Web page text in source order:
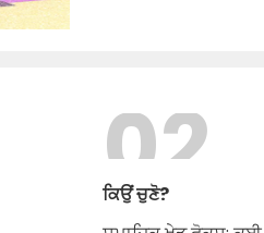
02
ਕਿਉਂ ਚੁਣੋ?